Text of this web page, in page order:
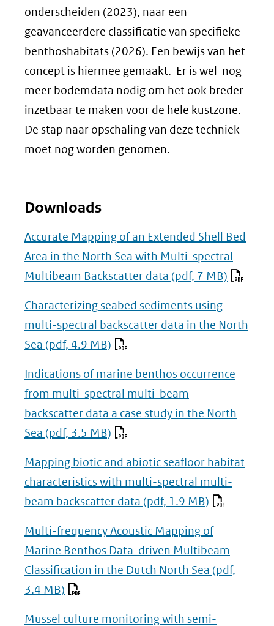
onderscheiden (2023), naar een
geavanceerdere classificatie van specifieke
benthoshabitats (2026). Een bewijs van het
concept is hiermee gemaakt. Er is wel nog
meer bodemdata nodig om het ook breder
inzetbaar te maken voor de hele kustzone.
De stap naar opschaling van deze techniek
moet nog worden genomen.
Downloads
Accurate Mapping of an Extended Shell Bed
Area in the North Sea with Multi-spectral
Multibeam Backscatter data (pdf, 7 MB)
Characterizing seabed sediments using
multi-spectral backscatter data in the North
Sea (pdf, 4.9 MB)
Indications of marine benthos occurrence
from multi-spectral multi-beam
backscatter data a case study in the North
Sea (pdf, 3.5 MB)
Mapping biotic and abiotic seafloor habitat
characteristics with multi-spectral multi-
beam backscatter data (pdf, 1.9 MB)
Multi-frequency Acoustic Mapping of
Marine Benthos Data-driven Multibeam
Classification in the Dutch North Sea (pdf,
3.4 MB)
Mussel culture monitoring with semi-